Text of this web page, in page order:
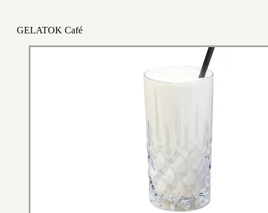
GELATOK Café